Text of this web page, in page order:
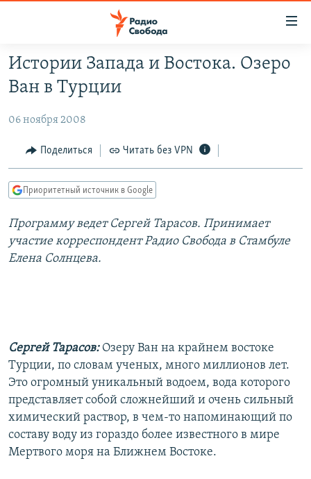
упрощенного
доступа
содержанию
Вернутся
навигации
Вернутся
ПРОГРАММЫ
ПОДКАСТЫ
АВТОРСКИЕ ПРОЕКТЫ
ЦИТАТЫ СВОБОДЫ
КУЛЬТУРА
IDEL.РЕАЛИИ
КАВКАЗ.РЕАЛИИ
ПОДПИШИТЕСЬ НА РАССЫЛКУ
СОЦИАЛЬНЫЕ СЕТИ
Истории Запада и Востока. Озеро
Ван в Турции
06 ноября 2008
Поделиться Читать без VPN
Приоритетный источник в Google
Программу ведет Сергей Тарасов. Принимает
участие корреспондент Радио Свобода в Стамбуле
Елена Солнцева.
Сергей Тарасов: Озеру Ван на крайнем востоке
Турции, по словам ученых, много миллионов лет.
Это огромный уникальный водоем, вода которого
представляет собой сложнейший и очень сильный
химический раствор, в чем-то напоминающий по
составу воду из гораздо более известного в мире
Мертвого моря на Ближнем Востоке.